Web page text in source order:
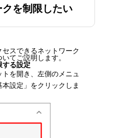
を制限したい
スできるネットワーク
てご説明します。
する設定
を開き、左側のメニュ
設定」をクリックしま